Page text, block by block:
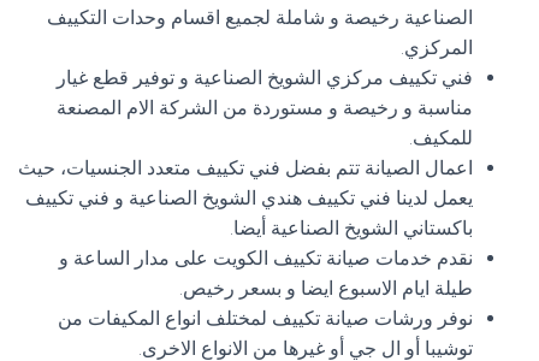
الصناعية رخيصة و شاملة لجميع اقسام وحدات التكييف
المركزي.
فني تكييف مركزي الشويخ الصناعية و توفير قطع غيار
مناسبة و رخيصة و مستوردة من الشركة الام المصنعة
للمكيف.
اعمال الصيانة تتم بفضل فني تكييف متعدد الجنسيات، حيث
يعمل لدينا فني تكييف هندي الشويخ الصناعية و فني تكييف
باكستاني الشويخ الصناعية أيضا.
نقدم خدمات صيانة تكييف الكويت على مدار الساعة و
طيلة ايام الاسبوع ايضا و بسعر رخيص.
نوفر ورشات صيانة تكييف لمختلف انواع المكيفات من
توشيبا أو ال جي أو غيرها من الانواع الاخرى.